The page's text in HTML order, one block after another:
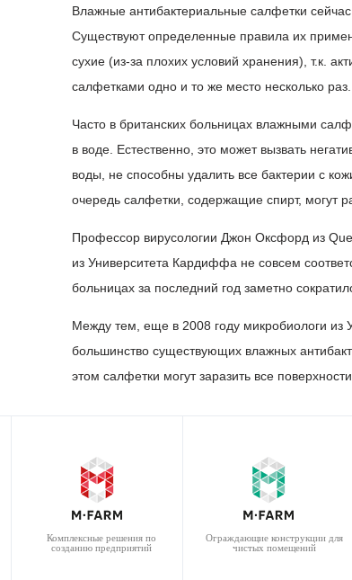
Влажные антибактериальные салфетки
Существуют определенные правила их
сухие (из-за плохих условий хранения), т.к.
салфетками одно и то же место несколько раз.
Часто в британских больницах влажными
в воде. Естественно, это может вызвать
воды, не способны удалить все бактерии с
очередь салфетки, содержащие спирт, могут
Профессор вирусологии Джон Оксфорд из
из Университета Кардиффа не совсем
больницах за последний год заметно
Между тем, еще в 2008 году микробиологи из
большинство существующих влажных
этом салфетки могут заразить все
Комплексные решения по
созданию предприятий
Ограждающие конструкции для
чистых помещений